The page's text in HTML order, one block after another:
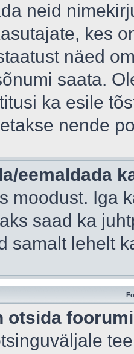
neid
kes
näed
saata.
ka esile
nende
eemaldada
moodust. Iga
saad ka
samalt lehelt
otsida